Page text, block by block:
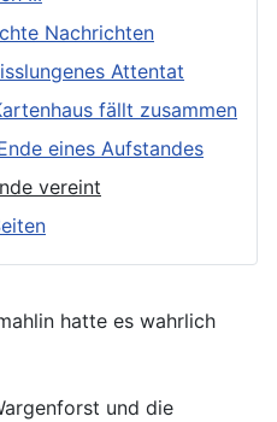
Nachrichten
Attentat
fällt zusammen
eines Aufstandes
vereint
hatte es wahrlich
und die